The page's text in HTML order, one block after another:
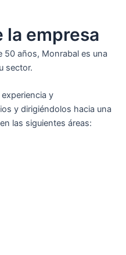
la empresa
50 años, Monrabal es una
sector.
y
y dirigiéndolos hacia una
las siguientes áreas: